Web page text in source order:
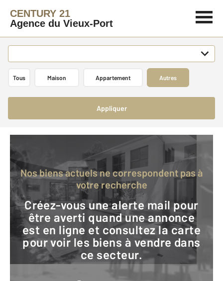
CENTURY 21
Agence du Vieux-Port
Tous Maison Appartement Autres
Appliquer
Nos biens actuels ne correspondent pas à
votre recherche
Créez-vous une alerte mail pour
être averti quand une annonce
est en ligne et consultez la carte
pour voir les biens à vendre dans
ce secteur.